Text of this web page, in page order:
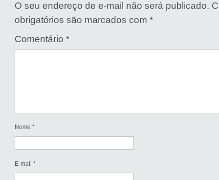
O seu endereço de e-mail não será publicado.
obrigatórios são marcados com *
Comentário *
Nome *
E-mail *